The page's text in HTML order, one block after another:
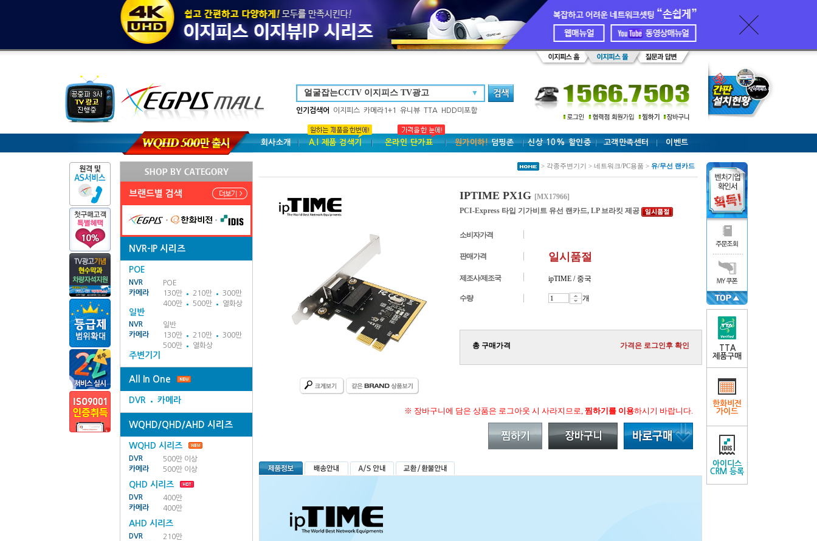
▼
인기검색어 이지피스 카메라1+1 유니뷰 TTA HDD미포함
회사소개 A.I 제품 검색기 온라인 단가표 원가이하!덤핑존 신상 10% 할인중 고객만족센터 이벤트
브랜드별 검색
NVR-IP 시리즈
POE
NVR
POE
카메라
130만 210만
300만
400만
500만 열화상
일반
NVR
일반
카메라
130만 210만
300만
500만
열화상
주변기기
All In One
DVR 카메라
WQHD/QHD/AHD 시리즈
WQHD 시리즈
DVR
500만 이상
카메라
500만 이상
QHD 시리즈
DVR
400만
카메라
400만
AHD 시리즈
DVR
210만
> 각종주변기기 > 네트워크/PC용품 > 유/무선 랜카드
IPTIME PX1G [MX17966]
PCI-Express 타입 기가비트 유선 랜카드, LP 브라킷 제공
소비자가격
판매가격 일시품절
제조사/제조국 ipTIME / 중국
수량 개
총 구매가격 가격은 로그인후 확인
※ 장바구니에 담은 상품은 로그아웃 시 사라지므로, 찜하기를 이용하시기 바랍니다.
TTA
제품구매
한화비전
가이드
아이디스
CRM 등록